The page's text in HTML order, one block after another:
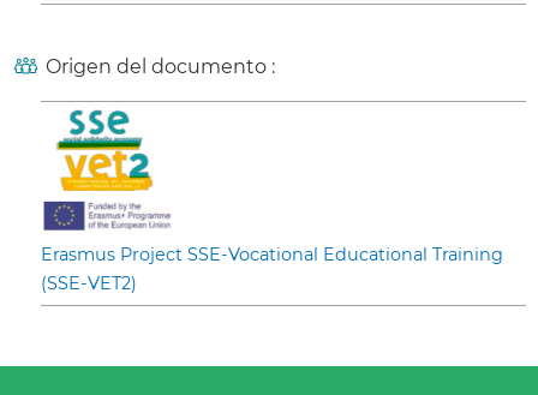
Origen del documento :
Erasmus Project SSE-Vocational Educational Training
(SSE-VET2)